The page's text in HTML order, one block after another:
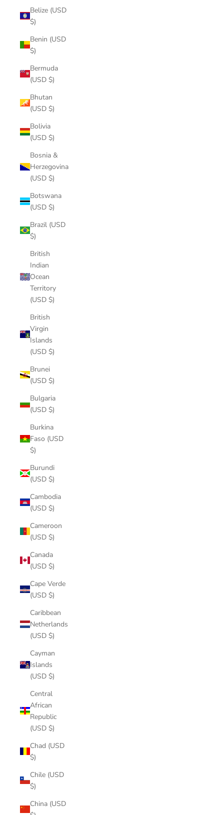
Belize (USD
$)
Benin (USD
$)
Bermuda
(USD $)
Bhutan
(USD $)
Bolivia
(USD $)
Bosnia &
Herzegovina
(USD $)
Botswana
(USD $)
Brazil (USD
$)
British
Indian
Ocean
Territory
(USD $)
British
Virgin
Islands
(USD $)
Brunei
(USD $)
Bulgaria
(USD $)
Burkina
Faso (USD
$)
Burundi
(USD $)
Cambodia
(USD $)
Cameroon
(USD $)
Canada
(USD $)
Cape Verde
(USD $)
Caribbean
Netherlands
(USD $)
Cayman
Islands
(USD $)
Central
African
Republic
(USD $)
Chad (USD
$)
Chile (USD
$)
China (USD